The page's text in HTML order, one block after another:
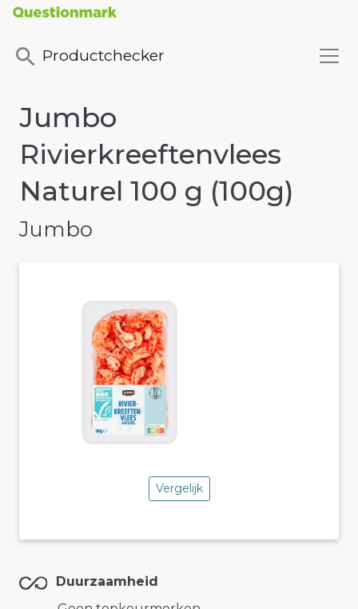
Productchecker
Jumbo
Rivierkreeftenvlees
Naturel 100 g (100g)
Jumbo
Vergelijk
Duurzaamheid